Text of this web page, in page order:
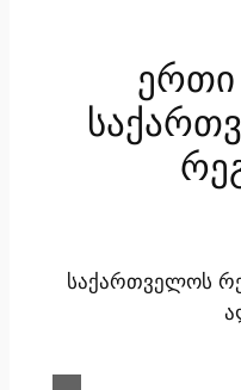
ერთი
საქართველოს